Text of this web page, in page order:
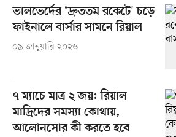
ভালভের্দের ‘দ্রুততম রকেটে' চড়ে
ফাইনালে বার্সার সামনে রিয়াল
০৯ জানুয়ারি ২০২৬
৭ ম্যাচে মাত্র ২ জয়: রিয়াল
মাদ্রিদের সমস্যা কোথায়,
আলোনসোর কী করতে হবে